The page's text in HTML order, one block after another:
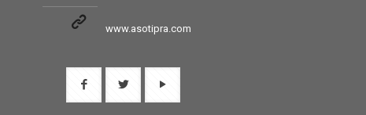
www.asotipra.com